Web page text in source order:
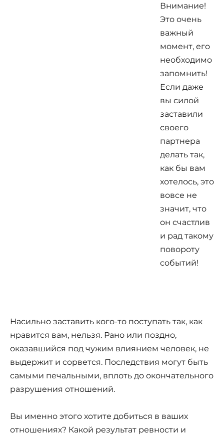
Внимание!
Это очень
важный
момент, его
необходимо
запомнить!
Если даже
вы силой
заставили
своего
партнера
делать так,
как бы вам
хотелось, это
вовсе не
значит, что
он счастлив
и рад такому
повороту
событий!
Насильно заставить кого-то поступать так, как
нравится вам, нельзя. Рано или поздно,
оказавшийся под чужим влиянием человек, не
выдержит и сорвется. Последствия могут быть
самыми печальными, вплоть до окончательного
разрушения отношений.
Вы именно этого хотите добиться в ваших
отношениях? Какой результат ревности и